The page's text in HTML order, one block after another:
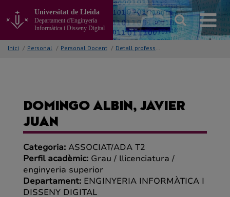
contingut
Universitat de Lleida
Departament d'Enginyeria
Informàtica i Disseny Digital
Inici / Personal / Personal Docent / Detall professor/a